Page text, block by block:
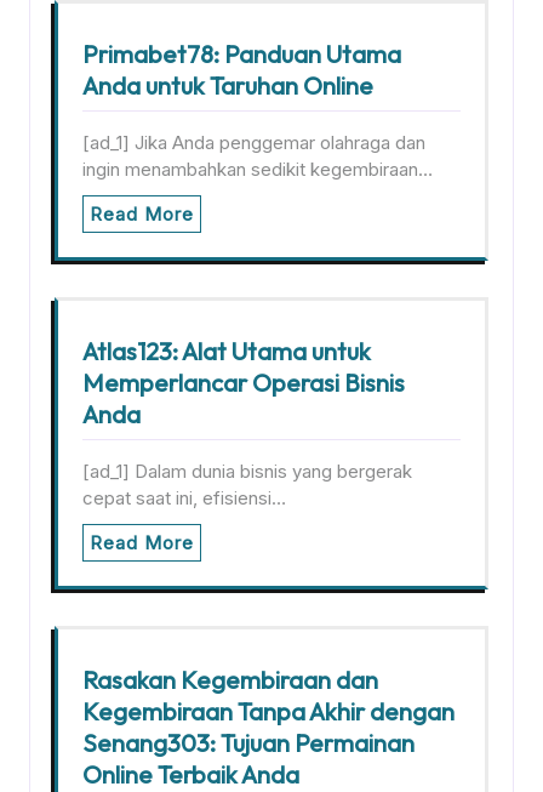
Primabet78: Panduan Utama
Anda untuk Taruhan Online
[ad_1] Jika Anda penggemar olahraga dan
ingin menambahkan sedikit kegembiraan…
Read More
Atlas123: Alat Utama untuk
Memperlancar Operasi Bisnis
Anda
[ad_1] Dalam dunia bisnis yang bergerak
cepat saat ini, efisiensi…
Read More
Rasakan Kegembiraan dan
Kegembiraan Tanpa Akhir dengan
Senang303: Tujuan Permainan
Online Terbaik Anda